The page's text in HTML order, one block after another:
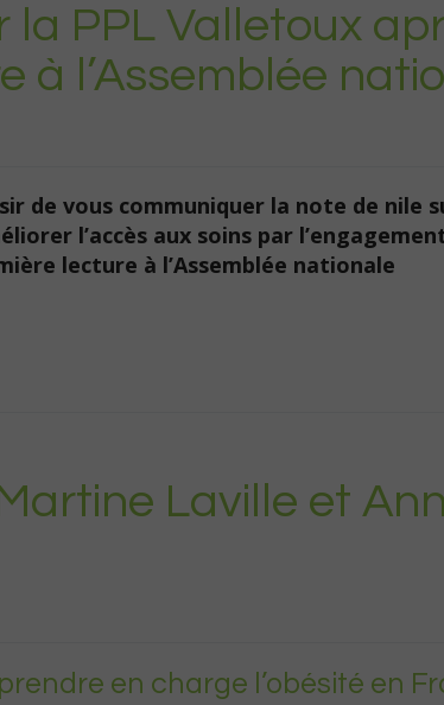
la PPL Valletoux
à l’Assemblée
de vous communiquer la note de nile
l’accès aux soins par
lecture à l’Assemblée nationale
Laville et
en charge l’obésité en